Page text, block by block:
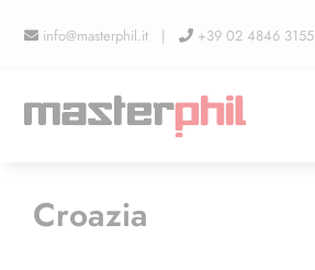
info@masterphil.it | +39 02 4846 3155
Croazia